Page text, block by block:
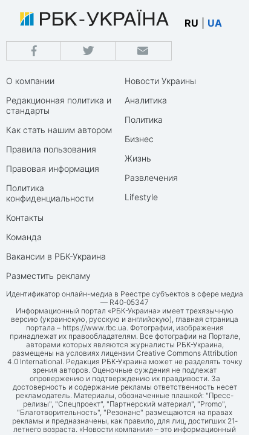
RU UA
О компании
Редакционная политика и
стандарты
Как стать нашим автором
Правила пользования
Правовая информация
Политика
конфиденциальности
Контакты
Команда
Вакансии в РБК-Украина
Разместить рекламу
Новости Украины
Аналитика
Политика
Бизнес
Жизнь
Развлечения
Lifestyle
Идентификатор онлайн-медиа в Реестре субъектов в сфере медиа
— R40-05347
Информационный портал «РБК-Украина» имеет трехязычную
версию (украинскую, русскую и английскую), главная страница
портала – https://www.rbc.ua . Фотографии, изображения
принадлежат их правообладателям. Все фотографии на Портале,
авторами которых являются журналисты РБК-Украина,
размещены на условиях лицензии Creative Commons Attribution
4.0 International. Редакция РБК-Украина может не разделять точку
зрения авторов. Оценочные суждения не подлежат
опровержению и подтверждению их правдивости. За
достоверность и содержание рекламы ответственность несет
рекламодатель. Материалы, обозначенные плашкой: "Пресс-
релизы", "Спецпроект", "Партнерский материал", "Promo",
"Благотворительность", "Резонанс" размещаются на правах
рекламы и предназначены, как правило, для лиц, достигших 21-
летнего возраста. «Новости компании» – это информационный